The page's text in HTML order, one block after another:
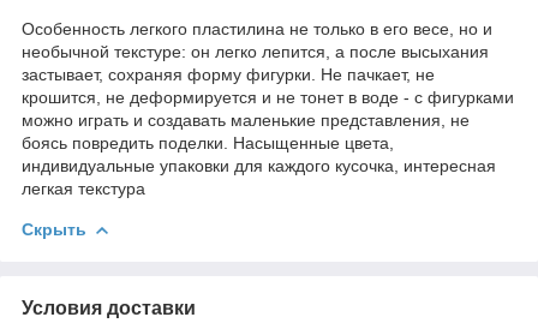
Особенность легкого пластилина не только в его весе, но и
необычной текстуре: он легко лепится, а после высыхания
застывает, сохраняя форму фигурки. Не пачкает, не
крошится, не деформируется и не тонет в воде - с фигурками
можно играть и создавать маленькие представления, не
боясь повредить поделки. Насыщенные цвета,
индивидуальные упаковки для каждого кусочка, интересная
легкая текстура
Скрыть
Условия доставки